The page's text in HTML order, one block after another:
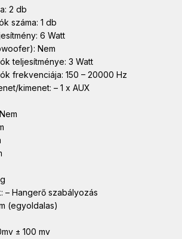
2 db
száma: 1 db
6 Watt
Nem
teljesítménye: 3 Watt
frekvenciája: 150 – 20000 Hz
kimenet: – 1 x AUX
– Hangerő szabályozás
(egyoldalas)
± 100 mv